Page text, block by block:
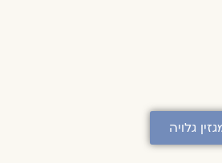
גלויה